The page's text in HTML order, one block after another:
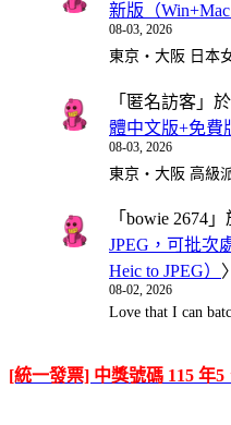
新版（Win+Mac
08-03, 2026
東京・大阪 日本
「 匿名訪客 」
體中文版+免費
08-03, 2026
東京・大阪 高級
「 bowie 2674
JPEG，可批次
Heic to JPEG）
08-02, 2026
Love that I can
[統一發票] 中獎號碼 115 年5